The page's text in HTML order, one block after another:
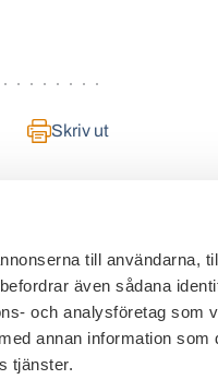
till användarna,
även sådana
och analysföretag som
annan information som
tjänster.
Skriv ut
44 00
103 94 Stockholm